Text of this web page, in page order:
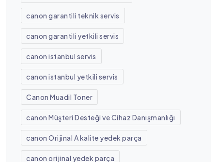
canon garantili teknik servis
canon garantili yetkili servis
canon istanbul servis
canon istanbul yetkili servis
Canon Muadil Toner
canon Müşteri Desteği ve Cihaz Danışmanlığı
canon Orijinal A kalite yedek parça
canon orijinal yedek parça